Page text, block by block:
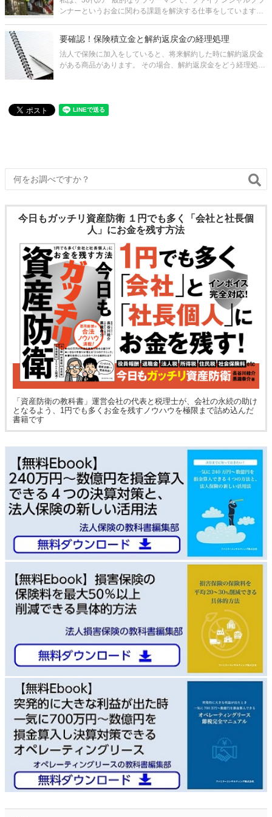
ンナーというお金に関わる課題を解決する仕事をしています。
一つだけ違うところがあるとすれば、2015年度・2016年度の
所得税と住民税が
要確認！保険積立金と解約返戻金の経理処理
法人で保険に加入をしていると、将来解約した時に解約返戻金
がある商品があります。 その場合、解約返戻金をどう経理処理
今日もガッチリ資産防衛 １円でも多く「会社と社長個
人」にお金を残す方法
「資産防衛の教科書」運営会社の代表と税理士が、会社の永続の助け
となるよう、1円でも多くお金を残すノウハウを極限まで詰め込んだ
書籍です